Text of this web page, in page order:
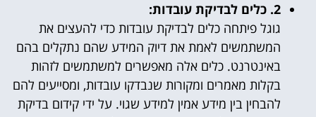
2. כלים לבדיקת עובדות:
גוגל פיתחה כלים לבדיקת עובדות כדי להעצים את
המשתמשים לאמת את דיוק המידע שהם נתקלים בהם
באינטרנט. כלים אלה מאפשרים למשתמשים לזהות
בקלות מאמרים ומקורות שנבדקו עובדות, ומסייעים להם
להבחין בין מידע אמין למידע שגוי. על ידי קידום בדיקת